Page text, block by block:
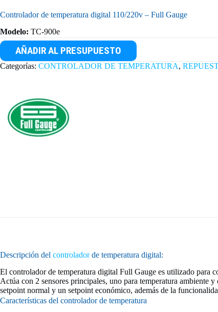
Controlador de temperatura digital 110/220v – Full Gauge
Modelo: TC-900e
AÑADIR AL PRESUPUESTO
Categorías: CONTROLADOR DE TEMPERATURA,
Descripción del controladorde temperatura digital:
El controlador de temperatura digital Full Gauge es utilizado para
Actúa con 2 sensores principales, uno para temperatura ambiente
setpoint normal y un setpoint económico, además de la
Características del controlador de temperatura